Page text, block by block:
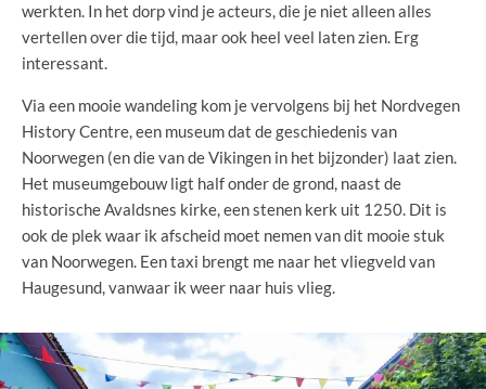
werkten. In het dorp vind je acteurs, die je niet alleen alles
vertellen over die tijd, maar ook heel veel laten zien. Erg
interessant.
Via een mooie wandeling kom je vervolgens bij het Nordvegen
History Centre, een museum dat de geschiedenis van
Noorwegen (en die van de Vikingen in het bijzonder) laat zien.
Het museumgebouw ligt half onder de grond, naast de
historische Avaldsnes kirke, een stenen kerk uit 1250. Dit is
ook de plek waar ik afscheid moet nemen van dit mooie stuk
van Noorwegen. Een taxi brengt me naar het vliegveld van
Haugesund, vanwaar ik weer naar huis vlieg.